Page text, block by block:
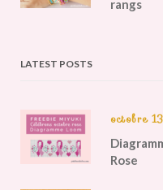
rangs
LATEST POSTS
octobre
Rose